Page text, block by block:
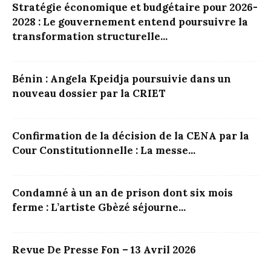
Stratégie économique et budgétaire pour 2026-
2028 : Le gouvernement entend poursuivre la
transformation structurelle...
Bénin : Angela Kpeidja poursuivie dans un
nouveau dossier par la CRIET
Confirmation de la décision de la CENA par la
Cour Constitutionnelle : La messe...
Condamné à un an de prison dont six mois
ferme : L’artiste Gbèzé séjourne...
Revue De Presse Fon – 13 Avril 2026